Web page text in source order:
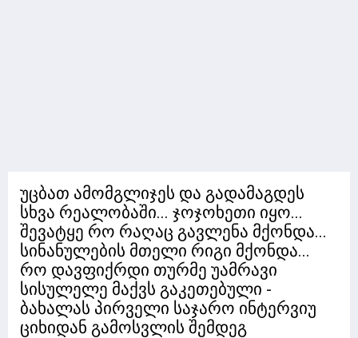
უცბათ ამომგლიჯეს და გადამაგდეს
სხვა რეალობაში... ჯოჯოხეთი იყო...
შევატყე რო რაღაც გავლენა მქონდა...
სინანულების მთელი რიგი მქონდა...
რო დავფიქრდი თურმე უამრავი
სისულელე მაქვს გაკეთებული -
ბახალას პირველი საჯარო ინტერვიუ
ციხიდან გამოსვლის შემდეგ